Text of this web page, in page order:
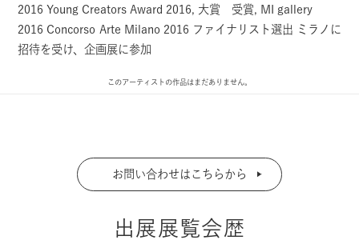
2016 Young Creators Award 2016, 大賞 受賞, MI gallery
2016 Concorso Arte Milano 2016 ファイナリスト選出 ミラノに
招待を受け、企画展に参加
このアーティストの作品はまだありません。
お問い合わせはこちらから
出展展覧会歴